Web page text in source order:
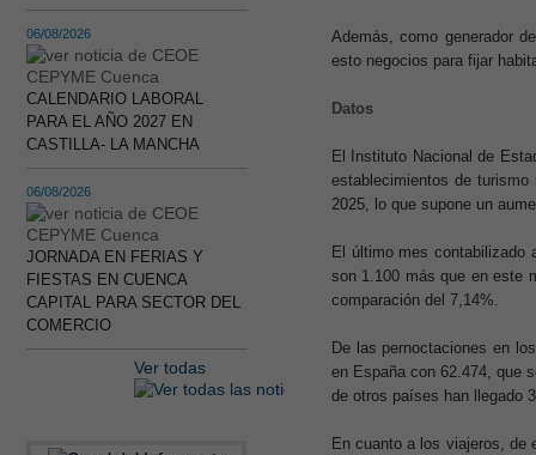
06/08/2026
CALENDARIO LABORAL
PARA EL AÑO 2027 EN
CASTILLA- LA MANCHA
06/08/2026
JORNADA EN FERIAS Y
FIESTAS EN CUENCA
CAPITAL PARA SECTOR DEL
COMERCIO
Ver todas
Además, como generador
esto negocios para fijar
Datos
El Instituto Nacional de
establecimientos de
2025, lo que supone un
El último mes contabilizado
son 1.100 más que en este
comparación del 7,14%.
De las pernoctaciones en
en España con 62.474, que
de otros países han llegado
En cuanto a los viajeros, de